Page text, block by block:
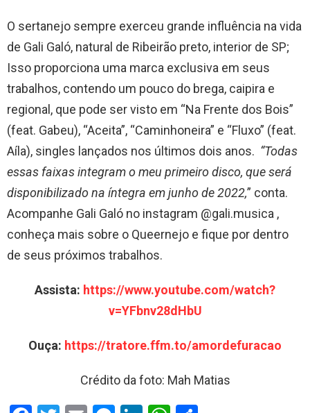
O sertanejo sempre exerceu grande influência na vida
de Gali Galó, natural de Ribeirão preto, interior de SP;
Isso proporciona uma marca exclusiva em seus
trabalhos, contendo um pouco do brega, caipira e
regional, que pode ser visto em “Na Frente dos Bois”
(feat. Gabeu), “Aceita”, “Caminhoneira” e “Fluxo” (feat.
Aíla), singles lançados nos últimos dois anos. “Todas
essas faixas integram o meu primeiro disco, que será
disponibilizado na íntegra em junho de 2022,” conta.
Acompanhe Gali Galó no instagram @gali.musica ,
conheça mais sobre o Queernejo e fique por dentro
de seus próximos trabalhos.
Assista: https://www.youtube.com/watch?
v=YFbnv28dHbU
Ouça: https://tratore.ffm.to/amordefuracao
Crédito da foto: Mah Matias